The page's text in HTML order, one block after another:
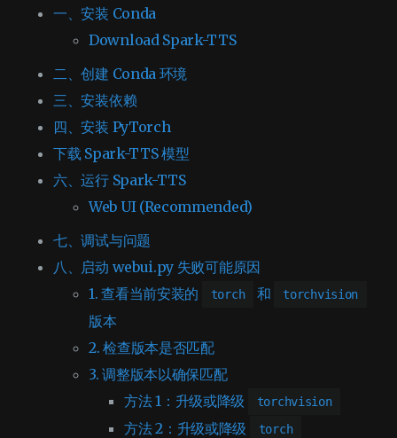
一、安装 Conda
Download Spark-TTS
二、创建 Conda 环境
三、安装依赖
四、安装 PyTorch
下载 Spark-TTS 模型
六、运行 Spark-TTS
Web UI (Recommended)
七、调试与问题
八、启动 webui.py 失败可能原因
1. 查看当前安装的
torch 和 torchvision
版本
2. 检查版本是否匹配
3. 调整版本以确保匹配
方法 1：升级或降级
torchvision
方法 2：升级或降级 torch